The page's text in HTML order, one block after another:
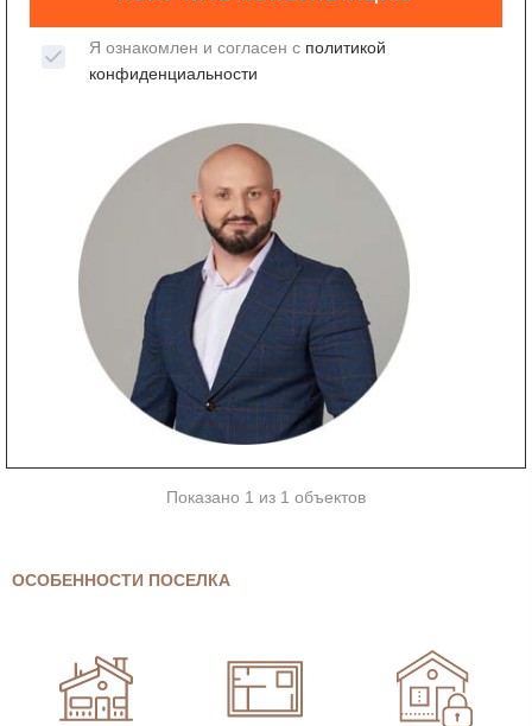
Я ознакомлен и согласен с политикой
конфиденциальности
Показано 1 из 1 объектов
ОСОБЕННОСТИ ПОСЕЛКА